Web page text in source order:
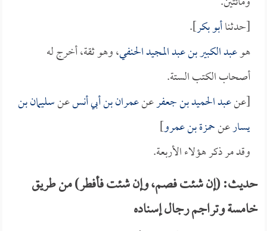
[حدثناأبو بكر].
هوعبد الكبير بن عبد المجيد الحنفي، وهو ثقة، أخرج له
أصحاب الكتب الستة.
[عنعبد الحميد بن جعفرعنعمران بن أبي أنسعنسليمان بن
يسارعنحمزة بن عمرو]
وقد مر ذكر هؤلاء الأربعة.
حديث: (إن شئت فصم، وإن شئت فأفطر) من طريق
خامسة وتراجم رجال إسناده